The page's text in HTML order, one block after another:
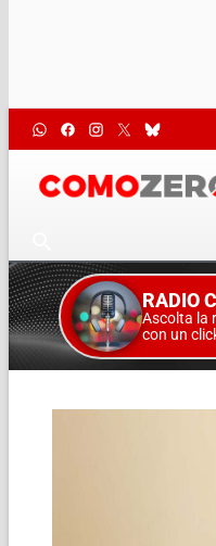
RADIO
Ascolta la
con un